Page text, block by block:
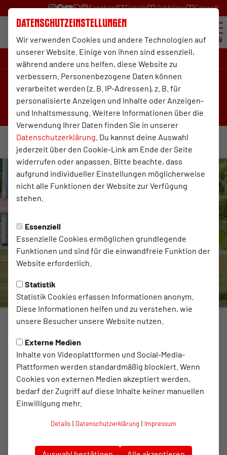
Datenschutzeinstellungen
Wir verwenden Cookies und andere Technologien auf
unserer Website. Einige von ihnen sind essenziell,
während andere uns helfen, diese Website zu
verbessern. Personenbezogene Daten können
verarbeitet werden (z. B. IP-Adressen), z. B. für
personalisierte Anzeigen und Inhalte oder Anzeigen-
und Inhaltsmessung. Weitere Informationen über die
Verwendung Ihrer Daten finden Sie in unserer
Datenschutzerklärung . Du kannst deine Auswahl
jederzeit über den Cookie-Link am Ende der Seite
widerrufen oder anpassen. Bitte beachte, dass
aufgrund individueller Einstellungen möglicherweise
nicht alle Funktionen der Website zur Verfügung
stehen.
Essenziell
Essenzielle Cookies ermöglichen grundlegende
Funktionen und sind für die einwandfreie Funktion der
Website erforderlich.
Statistik
Statistik Cookies erfassen Informationen anonym.
Diese Informationen helfen und zu verstehen, wie
unsere Besucher unsere Website nutzen.
Externe Medien
Inhalte von Videoplattformen und Social-Media-
Plattformen werden standardmäßig blockiert. Wenn
Cookies von externen Medien akzeptiert werden,
bedarf der Zugriff auf diese Inhalte keiner manuellen
Einwilligung mehr.
Details | Datenschutzerklärung | Impressum
Fanshop Tickets Jobbörse Fanwelt
Menü
Kreisliga A , 16. Spieltag
Rot-Weiß Oberhausen
RWO II
2:4
(1:2)
DJK Arminia Klosterhardt
2. Mannschaft
RWO II
RWO II trifft auf Arminia
Klosterhardt
Für RWO II steht am Sonntag gegen Arminia Klosterhardt
das letzte Heimspiel des Jahres an.
zum Artikel
Spielort